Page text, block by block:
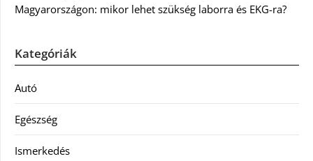
Magyarországon: mikor lehet szükség laborra és EKG-ra?
Kategóriák
Autó
Egészség
Ismerkedés